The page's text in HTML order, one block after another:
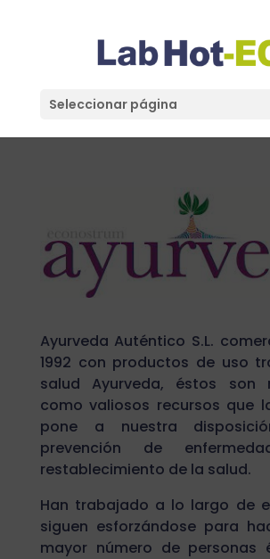
Seleccionar página
Ayurveda Auténtico S.L.
1992 con productos de uso
salud Ayurveda, éstos son
como valiosos recursos que
pone a nuestra
prevención de
restablecimiento de la salud.
Han trabajado a lo largo de
siguen esforzándose para
mayor número de personas